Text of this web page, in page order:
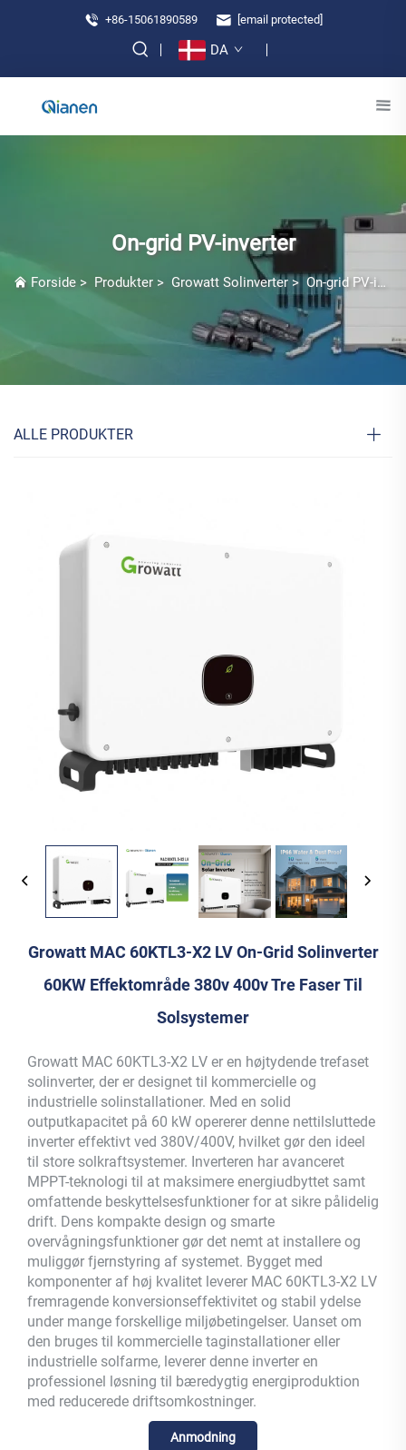
+86-15061890589 [email protected]
DA
On-grid PV-inverter
Forside > Produkter > Growatt Solinverter > On-grid PV-inverter
ALLE PRODUKTER
Growatt MAC 60KTL3-X2 LV On-Grid Solinverter
60KW Effektområde 380v 400v Tre Faser Til
Solsystemer
Growatt MAC 60KTL3-X2 LV er en højtydende trefaset
solinverter, der er designet til kommercielle og
industrielle solinstallationer. Med en solid
outputkapacitet på 60 kW opererer denne nettilsluttede
inverter effektivt ved 380V/400V, hvilket gør den ideel
til store solkraftsystemer. Inverteren har avanceret
MPPT-teknologi til at maksimere energiudbyttet samt
omfattende beskyttelsesfunktioner for at sikre pålidelig
drift. Dens kompakte design og smarte
overvågningsfunktioner gør det nemt at installere og
muliggør fjernstyring af systemet. Bygget med
komponenter af høj kvalitet leverer MAC 60KTL3-X2 LV
fremragende konversionseffektivitet og stabil ydelse
under mange forskellige miljøbetingelser. Uanset om
den bruges til kommercielle taginstallationer eller
industrielle solfarme, leverer denne inverter en
professionel løsning til bæredygtig energiproduktion
med reducerede driftsomkostninger.
Anmodning